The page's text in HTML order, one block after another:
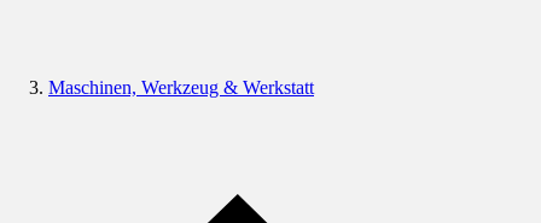
Maschinen, Werkzeug & Werkstatt